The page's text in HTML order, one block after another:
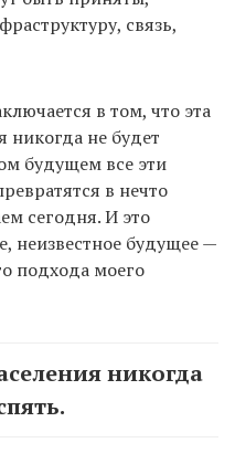
связь,
в том, что эта
никогда не будет
будущем все эти
в нечто
сегодня. И это
неизвестное будущее —
подхода моего
никогда